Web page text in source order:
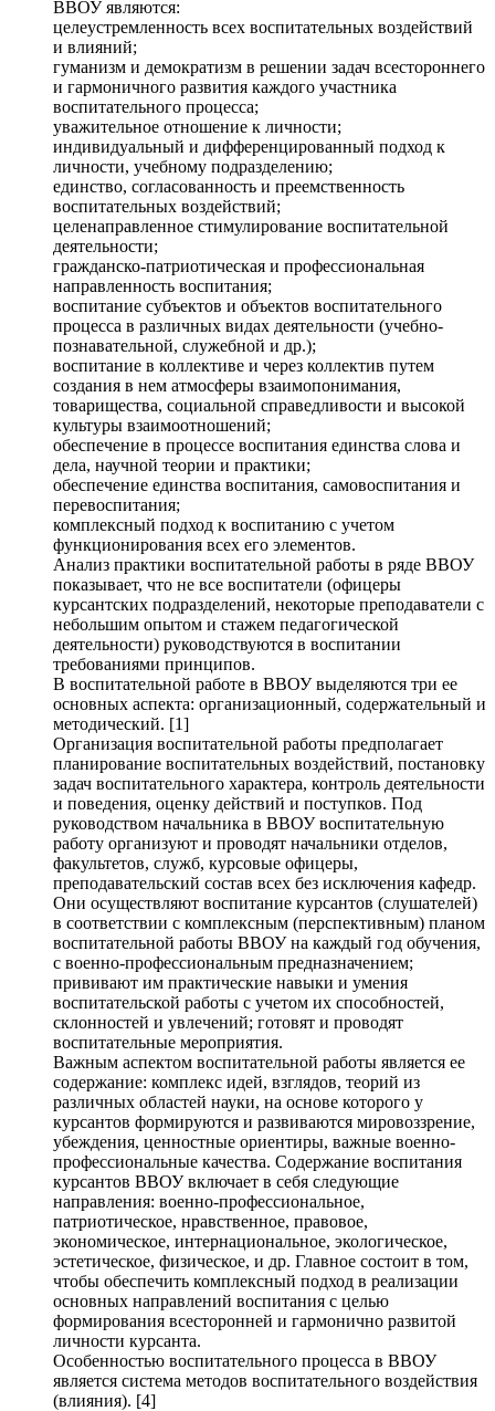
ВВОУ являются:
целеустремленность всех воспитательных воздействий
и влияний;
гуманизм и демократизм в решении задач всестороннего
и гармоничного развития каждого участника
воспитательного процесса;
уважительное отношение к личности;
индивидуальный и дифференцированный подход к
личности, учебному подразделению;
единство, согласованность и преемственность
воспитательных воздействий;
целенаправленное стимулирование воспитательной
деятельности;
гражданско-патриотическая и профессиональная
направленность воспитания;
воспитание субъектов и объектов воспитательного
процесса в различных видах деятельности (учебно-
познавательной, служебной и др.);
воспитание в коллективе и через коллектив путем
создания в нем атмосферы взаимопонимания,
товарищества, социальной справедливости и высокой
культуры взаимоотношений;
обеспечение в процессе воспитания единства слова и
дела, научной теории и практики;
обеспечение единства воспитания, самовоспитания и
перевоспитания;
комплексный подход к воспитанию с учетом
функционирования всех его элементов.
Анализ практики воспитательной работы в ряде ВВОУ
показывает, что не все воспитатели (офицеры
курсантских подразделений, некоторые преподаватели с
небольшим опытом и стажем педагогической
деятельности) руководствуются в воспитании
требованиями принципов.
В воспитательной работе в ВВОУ выделяются три ее
основных аспекта: организационный, содержательный и
методический. [1]
Организация воспитательной работы предполагает
планирование воспитательных воздействий, постановку
задач воспитательного характера, контроль деятельности
и поведения, оценку действий и поступков. Под
руководством начальника в ВВОУ воспитательную
работу организуют и проводят начальники отделов,
факультетов, служб, курсовые офицеры,
преподавательский состав всех без исключения кафедр.
Они осуществляют воспитание курсантов (слушателей)
в соответствии с комплексным (перспективным) планом
воспитательной работы ВВОУ на каждый год обучения,
с военно-профессиональным предназначением;
прививают им практические навыки и умения
воспитательской работы с учетом их способностей,
склонностей и увлечений; готовят и проводят
воспитательные мероприятия.
Важным аспектом воспитательной работы является ее
содержание: комплекс идей, взглядов, теорий из
различных областей науки, на основе которого у
курсантов формируются и развиваются мировоззрение,
убеждения, ценностные ориентиры, важные военно-
профессиональные качества. Содержание воспитания
курсантов ВВОУ включает в себя следующие
направления: военно-профессиональное,
патриотическое, нравственное, правовое,
экономическое, интернациональное, экологическое,
эстетическое, физическое, и др. Главное состоит в том,
чтобы обеспечить комплексный подход в реализации
основных направлений воспитания с целью
формирования всесторонней и гармонично развитой
личности курсанта.
Особенностью воспитательного процесса в ВВОУ
является система методов воспитательного воздействия
(влияния). [4]